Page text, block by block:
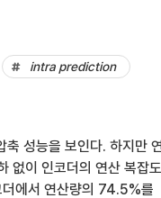
intra prediction
성능을 보인다. 하지만
없이 인코더의 연산 복잡
더에서 연산량의 74.5%를